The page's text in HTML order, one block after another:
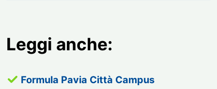
Leggi anche:
Formula Pavia Città Campus